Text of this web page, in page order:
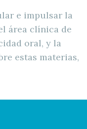
e impulsar la
área clínica de
oral, y la
estas materias,